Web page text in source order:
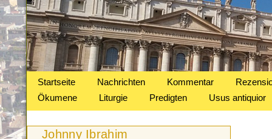
Startseite Nachrichten Kommentar
Ökumene
Liturgie Predigten Usus antiquior
Johnny Ibrahim